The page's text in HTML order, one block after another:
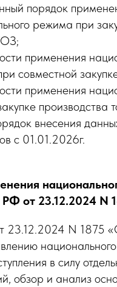
порядок
режима при
применения
совместной
применения
производства
внесения
с 01.01.2026г.
от 23.12.2024 N
23.12.2024 N 1875
в силу
обзор и анализ